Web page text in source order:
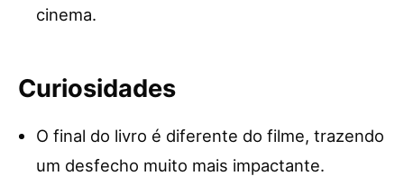
cinema.
Curiosidades
O final do livro é diferente do filme, trazendo
um desfecho muito mais impactante.